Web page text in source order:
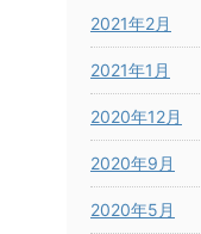
2021年2月
2021年1月
2020年12月
2020年9月
2020年5月